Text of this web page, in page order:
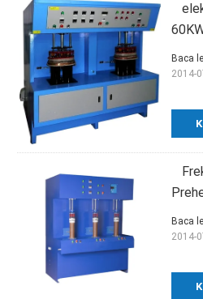
Baca
2014-
Baca
2014-